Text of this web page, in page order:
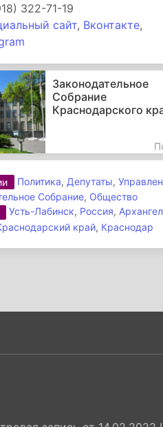
322-71-19
сайт, Вконтакте,
Законодательное
Собрание
Краснодарского
Политика, Депутаты,
Собрание, Общество
Усть-Лабинск, Россия,
край, Краснодар